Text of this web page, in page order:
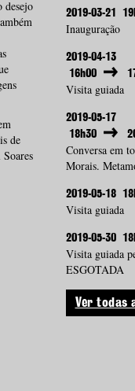
desejo
de
2019-03-21
Inauguração
2019-04-13
16h00
Visita guiada
2019-05-17
18h30
Conversa em
Morais.
2019-05-18
Visita guiada
2019-05-30
Visita guiada
ESGOTADA
Ver todas